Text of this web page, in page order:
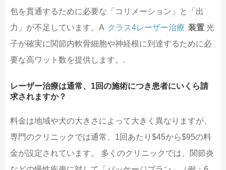
包を貫通するために必要な「コリメーション」と「出
力」が不足しています。A クラス4レーザー治療 装置光
子が確実に関節内軟骨細胞や神経根に到達するために必
要な高ワット数を提供します。.
レーザー治療は通常、1回の施術につき患者にいくら請
求されますか？
料金は地域や犬の大きさによって大きく異なりますが、
専門のクリニックでは通常、1回あたり$45から$95の料
金が設定されています。 多くのクリニックでは、関節炎